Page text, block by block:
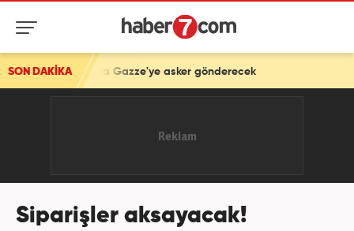
SON DAKİKA
asker gönderecek
Siparişler aksayacak!